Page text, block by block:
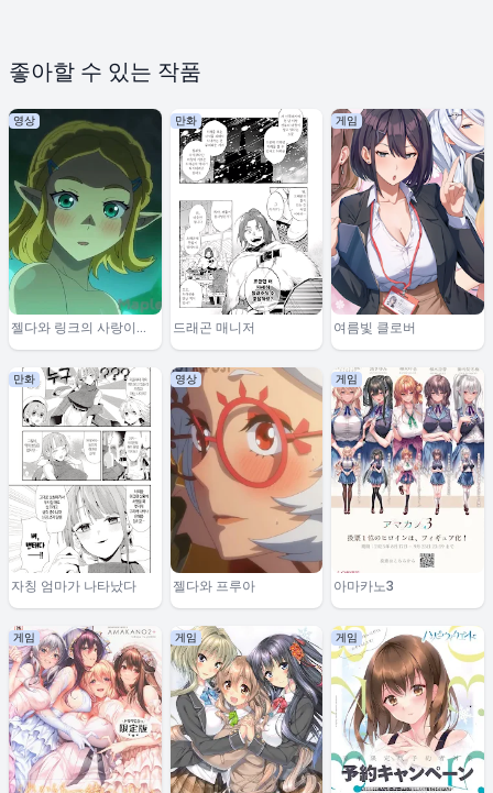
좋아할 수 있는 작품
영상
젤다와 링크의 사랑이야
기
만화
드래곤 매니저
게임
여름빛 클로버
만화
자칭 엄마가 나타났다
영상
젤다와 프루아
게임
아마카노3
게임 게임 게임